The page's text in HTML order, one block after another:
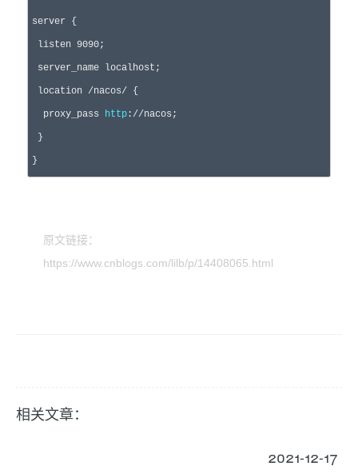
server {
listen 9090;
server_name localhost;
location /nacos/ {
  proxy_pass
http : //nacos;
}
}
原文链接：
https://www.cnblogs.com/lilb/p/14408065.html
相关文章：
2021-12-17